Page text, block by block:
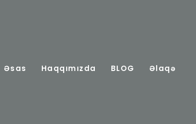
Əsas Haqqımızda BLOG Əlaqə